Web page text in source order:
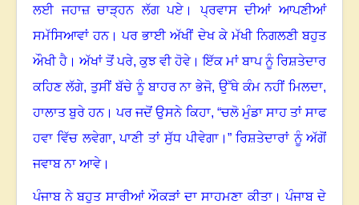
ਲਈ ਜਹਾਜ਼ ਚਾੜ੍ਹਨ ਲੱਗ ਪਏ ।ਪ੍ਰਵਾਸ ਦੀਆਂ ਆਪਣੀਆਂ
ਸਮੱਸਿਆਵਾਂ ਹਨ।ਪਰ ਭਾਈ ਅੱਖੀਂ ਦੇਖ ਕੇ ਮੱਖੀ ਨਿਗਲਣੀ ਬਹੁਤ
ਔਖੀ ਹੈ । ਅੱਖਾਂ ਤੋਂ ਪਰੇ, ਕੁਝ ਵੀ ਹੋਵੇ।ਇੱਕ ਮਾਂ ਬਾਪ ਨੂੰ ਰਿਸ਼ਤੇਦਾਰ
ਕਹਿਣ ਲੱਗੇ, ਤੁਸੀਂ ਬੱਚੇ ਨੂੰ ਬਾਹਰ ਨਾ ਭੇਜੋ,ਉੱਥੇ ਕੰਮ ਨਹੀਂ ਮਿਲਦਾ,
ਹਾਲਾਤ ਬੁਰੇ ਹਨ।ਪਰ ਜਦੋਂ ਉਸਨੇ ਕਿਹਾ, “ਚਲੋ ਮੁੰਡਾ ਸਾਹ ਤਾਂ ਸਾਫ
ਹਵਾ ਵਿੱਚ ਲਵੇਗਾ,ਪਾਣੀ ਤਾਂ ਸੁੱਧ ਪੀਵੇਗਾ। ” ਰਿਸ਼ਤੇਦਾਰਾਂ ਨੂੰ ਅੱਗੋਂ
ਜਵਾਬ ਨਾ ਆਵੇ।
ਪੰਜਾਬ ਨੇ ਬਹੁਤ ਸਾਰੀਆਂ ਔਕੜਾਂ ਦਾ ਸਾਹਮਣਾ ਕੀਤਾ। ਪੰਜਾਬ ਦੇ